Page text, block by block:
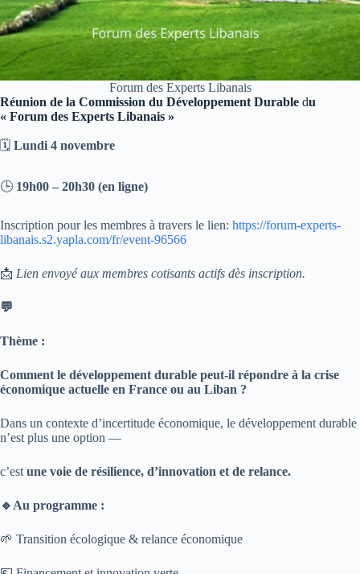
Forum des Experts Libanais
Réunion de la Commission du Développement Durable du
« Forum des Experts Libanais »
🗓️ Lundi 4 novembre
🕒 19h00 – 20h30 (en ligne)
Inscription pour les membres à travers le lien: https://forum-experts-
libanais.s2.yapla.com/fr/event-96566
📩 Lien envoyé aux membres cotisants actifs dès inscription.
💬
Thème :
Comment le développement durable peut-il répondre à la crise
économique actuelle en France ou au Liban ?
Dans un contexte d’incertitude économique, le développement durable
n’est plus une option —
c’est une voie de résilience, d’innovation et de relance.
🔹Au programme :
🌱 Transition écologique & relance économique